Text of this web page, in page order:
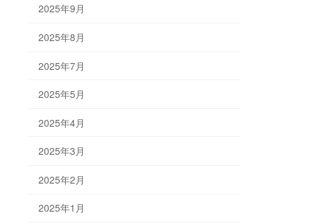
2025年9月
2025年8月
2025年7月
2025年5月
2025年4月
2025年3月
2025年2月
2025年1月